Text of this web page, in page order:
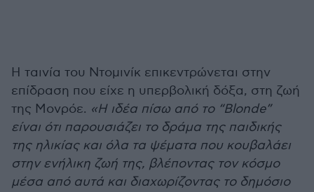
Η ταινία του Ντομινίκ επικεντρώνεται στην
επίδραση που είχε η υπερβολική δόξα, στη ζωή
της Μονρόε. «Η ιδέα πίσω από το “Blonde”
είναι ότι παρουσιάζει το δράμα της παιδικής
της ηλικίας και όλα τα ψέματα που κουβαλάει
στην ενήλικη ζωή της, βλέποντας τον κόσμο
μέσα από αυτά και διαχωρίζοντας το δημόσιο